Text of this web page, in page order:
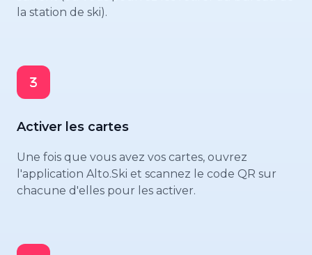
la station de ski).
Activer les cartes
Une fois que vous avez vos cartes, ouvrez
l'application Alto.Ski et scannez le code QR sur
chacune d'elles pour les activer.